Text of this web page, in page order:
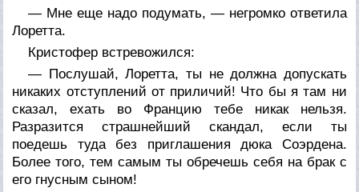
— Мне еще надо подумать, — негромко ответила
Лоретта.
Кристофер встревожился:
— Послушай, Лоретта, ты не должна допускать
никаких отступлений от приличий! Что бы я там ни
сказал, ехать во Францию тебе никак нельзя.
Разразится страшнейший скандал, если ты
поедешь туда без приглашения дюка Соэрдена.
Более того, тем самым ты обречешь себя на брак с
его гнусным сыном!